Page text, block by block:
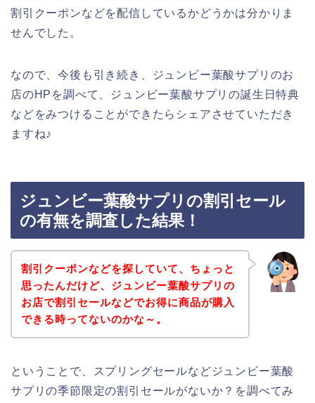
割引クーポンなどを配信しているかどうかは分かりま
せんでした。
なので、今後も引き続き、ジュンビー葉酸サプリのお
店のHPを調べて、ジュンビー葉酸サプリの誕生日特典
などをみつけることができたらシェアさせていただき
ますね♪
ジュンビー葉酸サプリの割引セール
の有無を調査した結果！
割引クーポンなどを探していて、ちょっと
思ったんだけど、ジュンビー葉酸サプリの
お店で割引セールなどでお得に商品が購入
できる時ってないのかな～。
ということで、スプリングセールなどジュンビー葉酸
サプリの季節限定の割引セールがないか？を調べてみ